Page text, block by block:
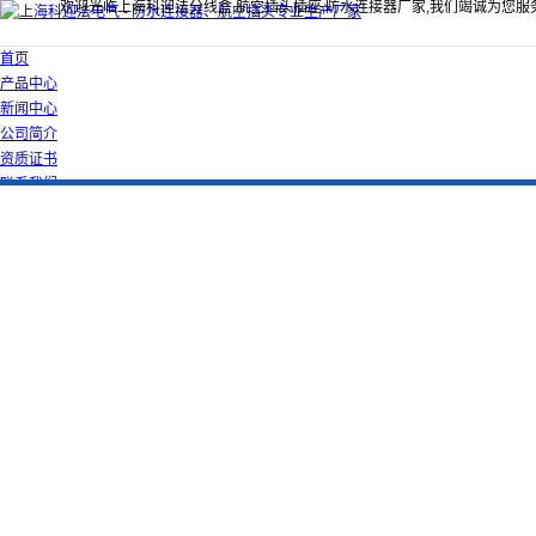
欢迎光临上海科迎法分线盒,航空插头插座,防水连接器厂家,我们竭诚为您服
首页
产品中心
新闻中心
公司简介
资质证书
联系我们